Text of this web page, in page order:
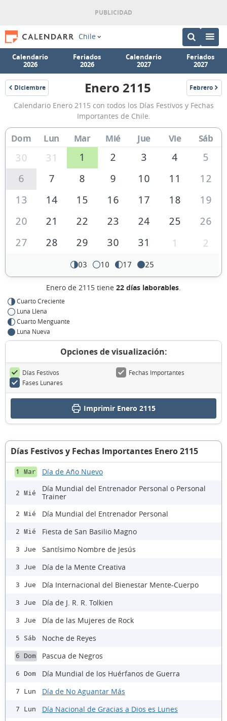
Chile
Calendario
2026
Feriados
2026
Calendario
2027
Feriados
2027
Diciembre
2114
Calendario
Enero
2115
de
Chile
Enero 2115 Febrero
2115
Calendario Enero 2115 con todos los Días Festivos y Fechas
Importantes de Chile.
Dom Lun Mar Mié Jue Vie Sáb
30 31 1 2 3 4
5
6
7 8 9 10 11
12
13
14 15 16 17 18
19
20
21 22 23 24 25
26
27
28 29 30 31 1 2
03 10 17 25
Enero de 2115 tiene 22 días laborables.
Cuarto Creciente
Luna Llena
Cuarto Menguante
Luna Nueva
Opciones de visualización:
Días Festivos
Fechas Importantes
Fases Lunares
Imprimir Enero 2115
Días Festivos y Fechas Importantes Enero 2115
1 Mar Día de Año Nuevo
2 Mié
Día Mundial del Entrenador Personal o Personal
Trainer
2 Mié Día Mundial del Entrenador Personal
2 Mié Fiesta de San Basilio Magno
3 Jue Santísimo Nombre de Jesús
3 Jue Día de la Mente Creativa
3 Jue Día Internacional del Bienestar Mente-Cuerpo
3 Jue Día de J. R. R. Tolkien
3 Jue Día de las Mujeres de Rock
5 Sáb Noche de Reyes
6 Dom Pascua de Negros
6 Dom Día Mundial de los Huérfanos de Guerra
7 Lun Día de No Aguantar Más
7 Lun Día Nacional de Gracias a Dios es Lunes